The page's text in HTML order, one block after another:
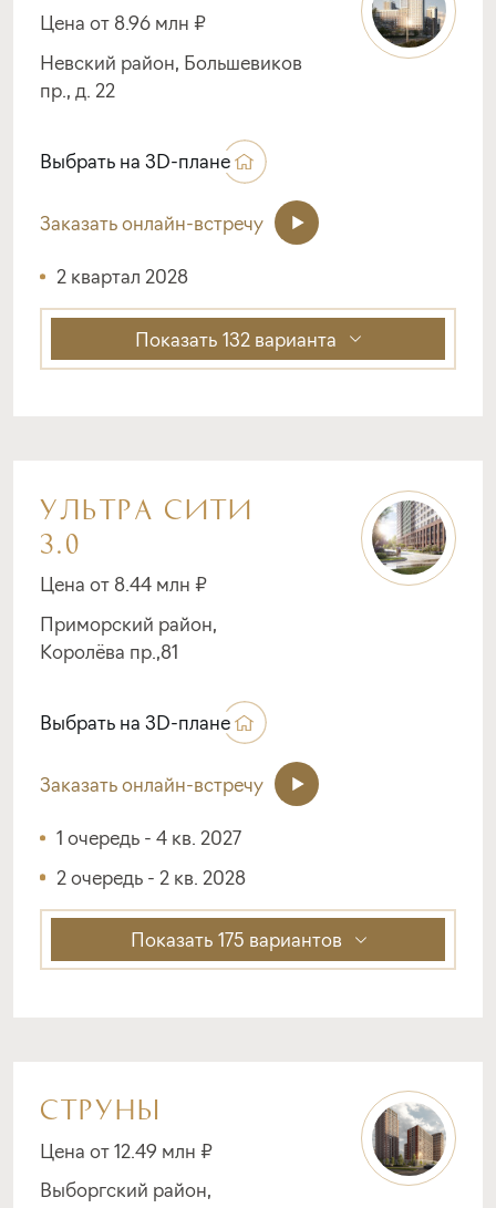
Цена от 8.96 млн ₽
Невский район, Большевиков
пр., д. 22
Выбрать на 3D-плане
Заказать онлайн-встречу
2 квартал 2028
Показать 132 варианта
УЛЬТРА СИТИ
3.0
Цена от 8.44 млн ₽
Приморский район,
Королёва пр.,81
Выбрать на 3D-плане
Заказать онлайн-встречу
1 очередь - 4 кв. 2027
2 очередь - 2 кв. 2028
Показать 175 вариантов
СТРУНЫ
Цена от 12.49 млн ₽
Выборгский район,